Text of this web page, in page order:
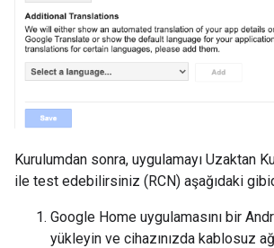
Kurulumdan sonra, uygulamayı Uzaktan
ile test edebilirsiniz (RCN) aşağıdaki
Google Home uygulamasını bir
yükleyin ve cihazınızda kablosuz